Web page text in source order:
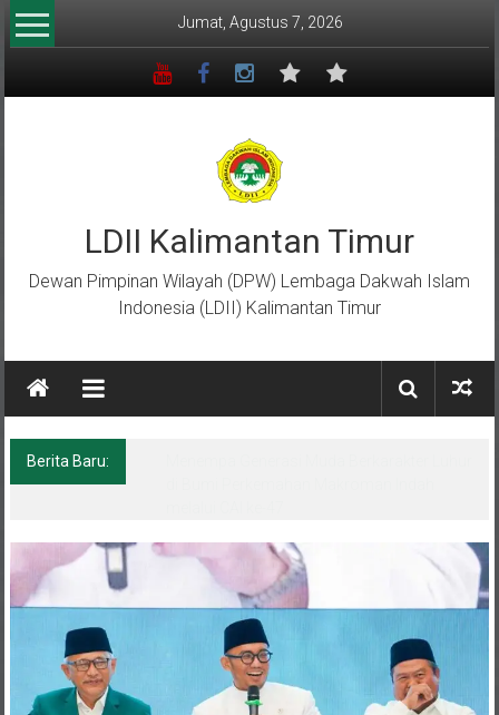
Lompat
ke
Jumat, Agustus 7, 2026
LDII Kalimantan Timur
Dewan Pimpinan Wilayah (DPW) Lembaga Dakwah Islam
Indonesia (LDII) Kalimantan Timur
Berita Baru: